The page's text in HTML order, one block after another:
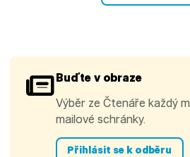
Buďte v obraze
Výběr ze Čtenáře každý
mailové schránky.
Přihlásit se k odběru